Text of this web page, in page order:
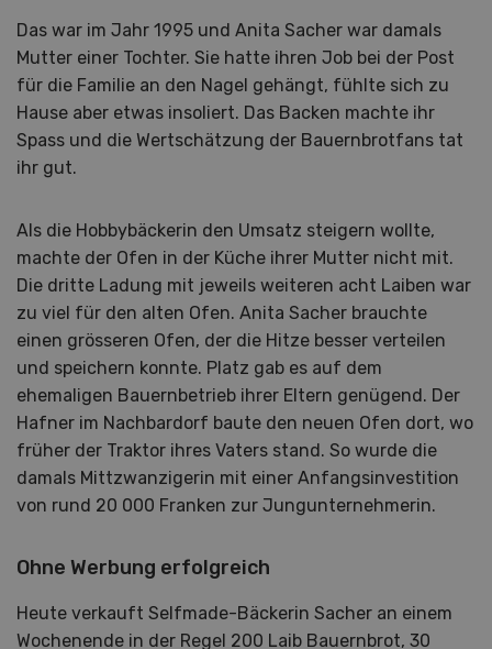
Das war im Jahr 1995 und Anita Sacher war damals
Mutter einer Tochter. Sie hatte ihren Job bei der Post
für die Familie an den Nagel gehängt, fühlte sich zu
Hause aber etwas insoliert. Das Backen machte ihr
Spass und die Wertschätzung der Bauernbrotfans tat
ihr gut.
Als die Hobbybäckerin den Umsatz steigern wollte,
machte der Ofen in der Küche ihrer Mutter nicht mit.
Die dritte Ladung mit jeweils weiteren acht Laiben war
zu viel für den alten Ofen. Anita Sacher brauchte
einen grösseren Ofen, der die Hitze besser verteilen
und speichern konnte. Platz gab es auf dem
ehemaligen Bauernbetrieb ihrer Eltern genügend. Der
Hafner im Nachbardorf baute den neuen Ofen dort, wo
früher der Traktor ihres Vaters stand. So wurde die
damals Mittzwanzigerin mit einer ­Anfangsinvestition
von rund 20 000 Franken zur Jungunternehmerin.
Ohne Werbung erfolgreich
Heute verkauft Selfmade-Bäckerin Sacher an einem
Wochenende in der Regel 200 Laib Bauernbrot, 30